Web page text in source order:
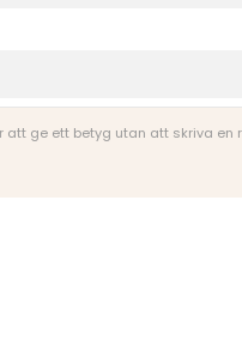
att ge ett betyg utan att skriva